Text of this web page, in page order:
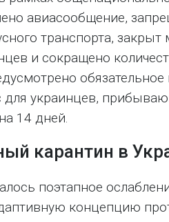
авиасообщение,
транспорта,
и сокращено
для украинцев,
14 дней.
карантин в
поэтапное
концепцию